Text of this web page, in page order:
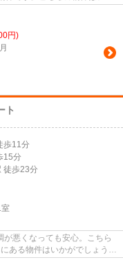
円)
ト
歩11分
15分
徒歩23分
室
悪くなっても安心。こちら
ある物件はいかがでしょう